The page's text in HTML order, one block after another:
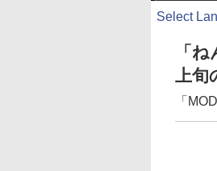
Select
「
上旬
「